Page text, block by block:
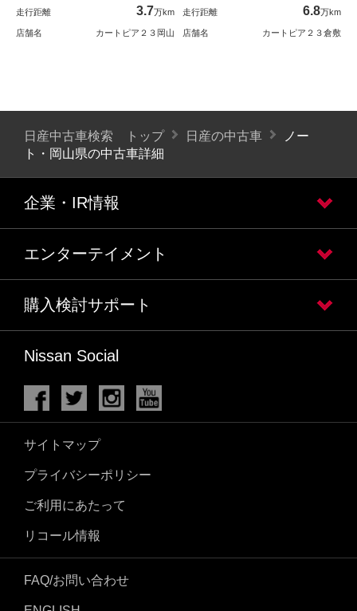
走行距離
3.7万km
店舗名 カートピア２３岡山
走行距離
6.8万km
店舗名 カートピア２３倉敷
日産中古車検索 トップ 日産の中古車
ノー
ト・岡山県の中古車詳細
企業・IR情報
エンターテイメント
購入検討サポート
Nissan Social
サイトマップ
プライバシーポリシー
ご利用にあたって
リコール情報
FAQ/お問い合わせ